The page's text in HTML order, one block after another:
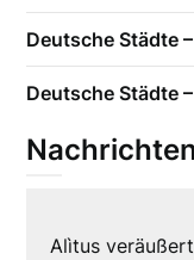
Deutsche Städte
Deutsche Städte
Nachrichten
Alìtus